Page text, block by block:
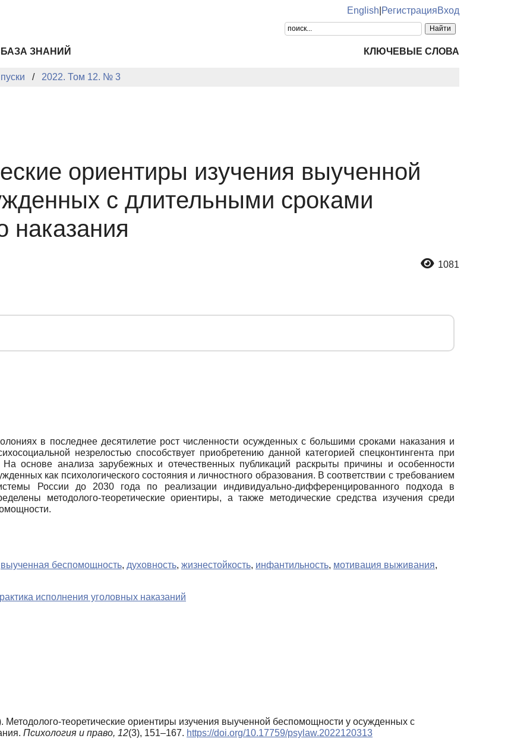
English РегистрацияВход
БАЗА ЗНАНИЙ КЛЮЧЕВЫЕ СЛОВА
2022. Том 12. № 3
ориентиры изучения выученной
с длительными сроками
наказания
1081
в последнее десятилетие рост численности осужденных с большими сроками наказания и
незрелостью способствует приобретению данной категорией спецконтингента при
основе анализа зарубежных и отечественных публикаций раскрыты причины и особенности
как психологического состояния и личностного образования. В соответствии с требованием
России до 2030 года по реализации индивидуально-дифференцированного подхода в
методолого-теоретические ориентиры, а также методические средства изучения среди
выученная беспомощность, духовность, жизнестойкость, инфантильность, мотивация выживания,
исполнения уголовных наказаний
теоретические ориентиры изучения выученной беспомощности у осужденных с
Психология и право, 12(3), 151–167. https://doi.org/10.17759/psylaw.2022120313